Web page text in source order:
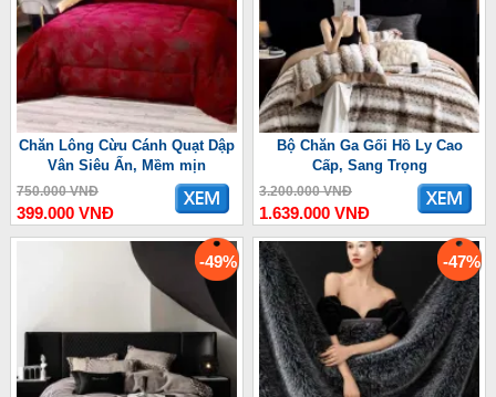
Chăn Lông Cừu Cánh Quạt Dập
Vân Siêu Ấn, Mềm mịn
750.000 VNĐ
399.000 VNĐ
Bộ Chăn Ga Gối Hồ Ly Cao
Cấp, Sang Trọng
3.200.000 VNĐ
1.639.000 VNĐ
-49% -47%